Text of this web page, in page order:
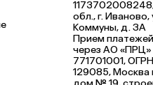
обл., г.
Коммуны, д. ЗА
Прием
через АО
771701001,
129085, Москва